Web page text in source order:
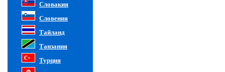
Словакия
Словения
Тайланд
Танзания
Турция